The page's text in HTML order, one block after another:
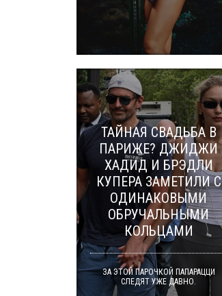
ТАЙНАЯ СВАДЬБА В
ПАРИЖЕ? ДЖИДЖИ
ХАДИД И БРЭДЛИ
КУПЕРА ЗАМЕТИЛИ С
ОДИНАКОВЫМИ
ОБРУЧАЛЬНЫМИ
КОЛЬЦАМИ
ЗА ЭТОЙ ПАРОЧКОЙ ПАПАРАЦЦИ
СЛЕДЯТ УЖЕ ДАВНО.